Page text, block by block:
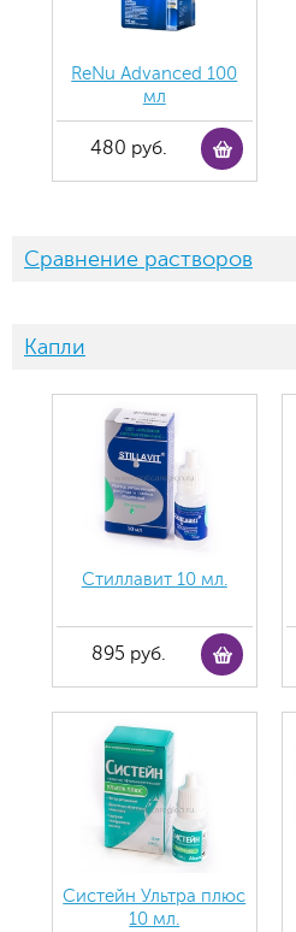
ReNu Advanced 100
мл
480 руб.
Сравнение растворов
Капли
Стиллавит 10 мл.
895 руб.
Систейн Ультра плюс
10 мл.